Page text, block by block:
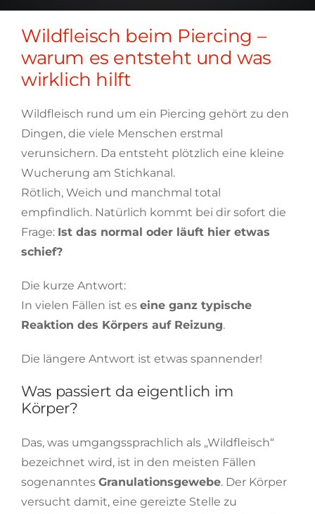
Wildfleisch beim Piercing –
warum es entsteht und was
wirklich hilft
Wildfleisch rund um ein Piercing gehört zu den
Dingen, die viele Menschen erstmal
verunsichern. Da entsteht plötzlich eine kleine
Wucherung am Stichkanal.
Rötlich, Weich und manchmal total
empfindlich. Natürlich kommt bei dir sofort die
Frage: Ist das normal oder läuft hier etwas
schief?
Die kurze Antwort:
In vielen Fällen ist es eine ganz typische
Reaktion des Körpers auf Reizung.
Die längere Antwort ist etwas spannender!
Was passiert da eigentlich im
Körper?
Das, was umgangssprachlich als „Wildfleisch“
bezeichnet wird, ist in den meisten Fällen
sogenanntes Granulationsgewebe. Der Körper
versucht damit, eine gereizte Stelle zu